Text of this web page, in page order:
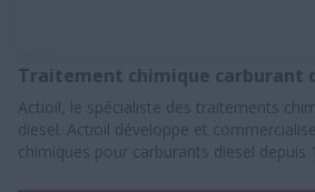
Traitement chimique carburant
Actioil, le spécialiste des traitements
diesel. Actioil développe et
chimiques pour carburants diesel depuis